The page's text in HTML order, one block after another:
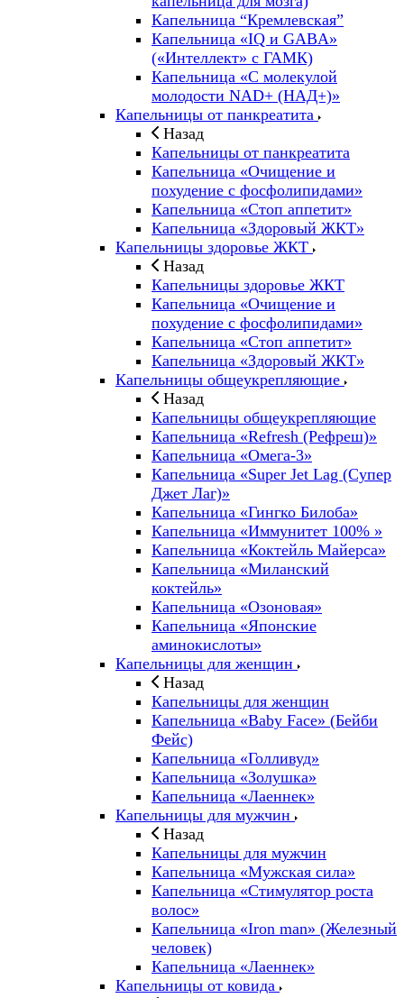
Капельница “Кремлевская”
Капельница «IQ и GABA»
(«Интеллект» с ГАМК)
Капельница «С молекулой
молодости NAD+ (НАД+)»
Капельницы от панкреатита
Назад
Капельницы от панкреатита
Капельница «Очищение и
похудение с фосфолипидами»
Капельница «Стоп аппетит»
Капельница «Здоровый ЖКТ»
Капельницы здоровье ЖКТ
Назад
Капельницы здоровье ЖКТ
Капельница «Очищение и
похудение с фосфолипидами»
Капельница «Стоп аппетит»
Капельница «Здоровый ЖКТ»
Капельницы общеукрепляющие
Назад
Капельницы общеукрепляющие
Капельница «Refresh (Рефреш)»
Капельница «Омега-3»
Капельница «Super Jet Lag (Супер
Джет Лаг)»
Капельница «Гингко Билоба»
Капельница «Иммунитет 100% »
Капельница «Коктейль Майерса»
Капельница «Миланский
коктейль»
Капельница «Озоновая»
Капельница «Японские
аминокислоты»
Капельницы для женщин
Назад
Капельницы для женщин
Капельница «Baby Face» (Бейби
Фейс)
Капельница «Голливуд»
Капельница «Золушка»
Капельница «Лаеннек»
Капельницы для мужчин
Назад
Капельницы для мужчин
Капельница «Мужская сила»
Капельница «Стимулятор роста
волос»
Капельница «Iron man» (Железный
человек)
Капельница «Лаеннек»
Капельницы от ковида